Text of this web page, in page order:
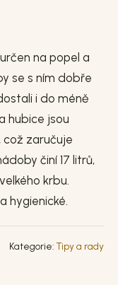
na popel a
se s ním dobře
i do méně
hubice jsou
což zaručuje
činí 17 litrů,
krbu.
hygienické.
Kategorie:Tipy a rady